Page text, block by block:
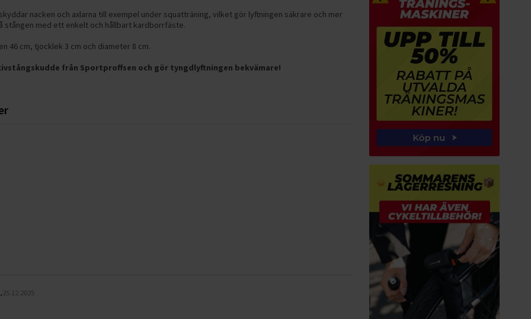
nacken och axlarna till exempel under squatträning, vilket gör lyftningen säkrare och mer
stången med ett enkelt och hållbart kardborrfäste.
46 cm, tjocklek 3 cm och diameter 8 cm.
från Sportproffsen och gör tyngdlyftningen bekvämare!
25.12.2025